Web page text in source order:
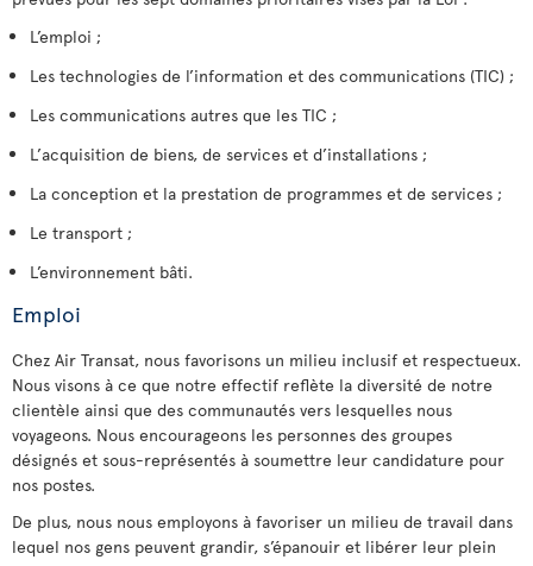
L’emploi ;
Les technologies de l’information et des communications (TIC) ;
Les communications autres que les TIC ;
L’acquisition de biens, de services et d’installations ;
La conception et la prestation de programmes et de services ;
Le transport ;
L’environnement bâti.
Emploi
Chez Air Transat, nous favorisons un milieu inclusif et respectueux.
Nous visons à ce que notre effectif reflète la diversité de notre
clientèle ainsi que des communautés vers lesquelles nous
voyageons. Nous encourageons les personnes des groupes
désignés et sous-représentés à soumettre leur candidature pour
nos postes.
De plus, nous nous employons à favoriser un milieu de travail dans
lequel nos gens peuvent grandir, s’épanouir et libérer leur plein